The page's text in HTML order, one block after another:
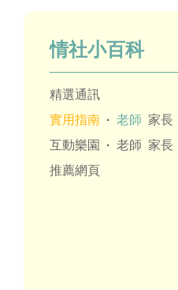
情社小百科
精選通訊
實用指南 · 老師 家長
互動樂園
· 老師 家長
推薦網頁